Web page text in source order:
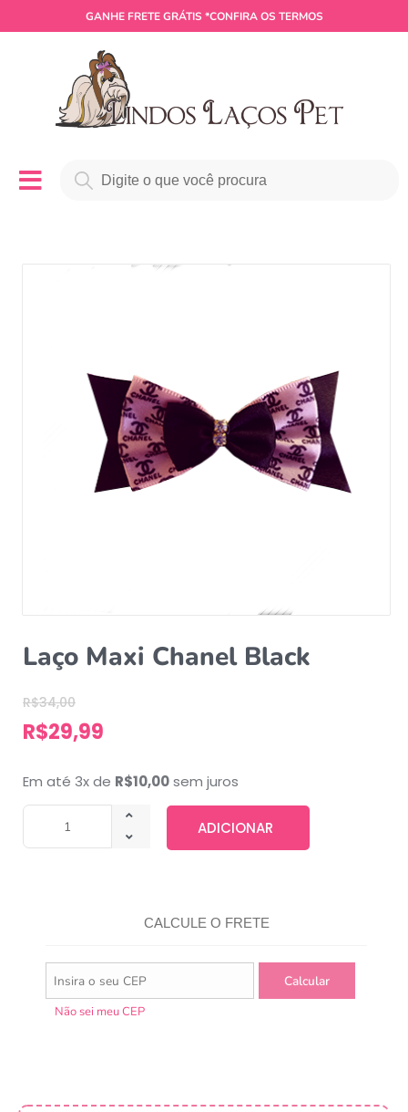
GANHE FRETE GRÁTIS *CONFIRA OS TERMOS
Laço Maxi Chanel Black
R$34,00
R$29,99
Em até 3x de R$10,00sem juros
ADICIONAR
CALCULE O FRETE
Não sei meu CEP